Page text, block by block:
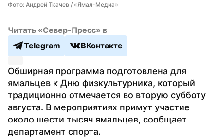
Фото: Андрей Ткачев / «Ямал-Медиа»
Читать «Север-Пресс» в
Telegram
ВКонтакте
Обширная программа подготовлена для
ямальцев к Дню физкультурника, который
традиционно отмечается во вторую субботу
августа. В мероприятиях примут участие
около шести тысяч ямальцев, сообщает
департамент спорта.